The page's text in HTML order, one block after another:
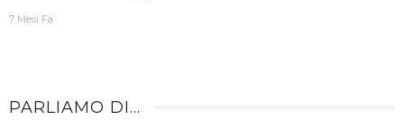
7 Mesi Fa
PARLIAMO DI…